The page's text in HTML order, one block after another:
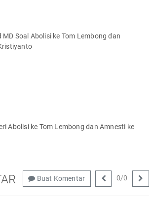
Soal Abolisi ke Tom Lembong dan
Abolisi ke Tom Lembong dan Amnesti ke
Buat Komentar 0/0